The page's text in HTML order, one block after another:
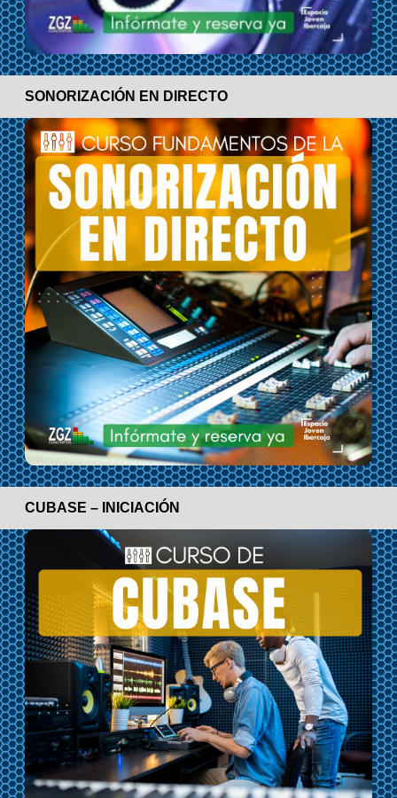
SONORIZACIÓN EN DIRECTO
CUBASE – INICIACIÓN